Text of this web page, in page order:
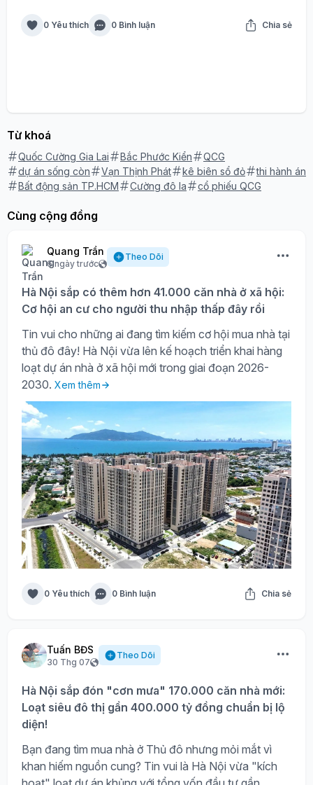
0 Yêu thích 0 Bình luận Chia sẻ
Từ khoá
Quốc Cường Gia Lai Bắc Phước Kiển
QCG
dự án sống còn
Vạn Thịnh Phát kê biên sổ đỏ
thi hành án
Bất động sản TP.HCM
Cường đô la cổ phiếu QCG
Cùng cộng đồng
Quang Trần
6 ngày trước
Theo Dõi
Hà Nội sắp có thêm hơn 41.000 căn nhà ở xã hội:
Cơ hội an cư cho người thu nhập thấp đây rồi
Tin vui cho những ai đang tìm kiếm cơ hội mua nhà tại
thủ đô đây! Hà Nội vừa lên kế hoạch triển khai hàng
loạt dự án nhà ở xã hội mới trong giai đoạn 2026-
2030. Xem thêm
0 Yêu thích 0 Bình luận Chia sẻ
Tuấn BĐS
30 Thg 07
Theo Dõi
Hà Nội sắp đón "cơn mưa" 170.000 căn nhà mới:
Loạt siêu đô thị gần 400.000 tỷ đồng chuẩn bị lộ
diện!
Bạn đang tìm mua nhà ở Thủ đô nhưng mỏi mắt vì
khan hiếm nguồn cung? Tin vui là Hà Nội vừa "kích